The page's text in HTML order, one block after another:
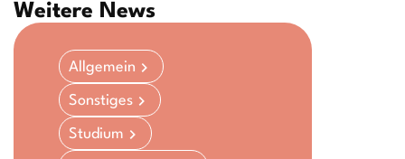
Weitere News
Allgemein
Sonstiges
Studium